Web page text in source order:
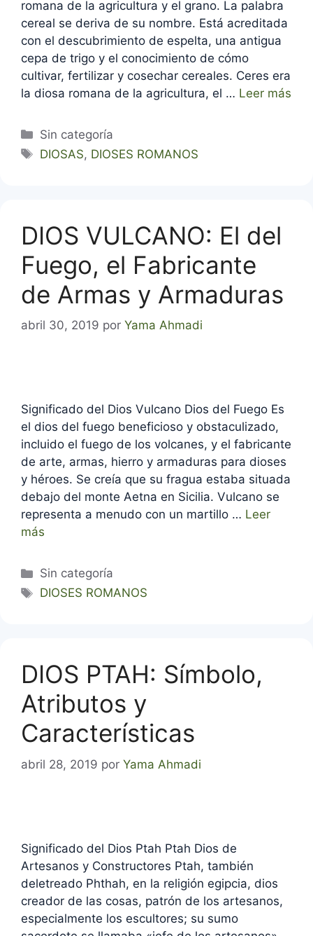
romana de la agricultura y el grano. La palabra
cereal se deriva de su nombre. Está acreditada
con el descubrimiento de espelta, una antigua
cepa de trigo y el conocimiento de cómo
cultivar, fertilizar y cosechar cereales. Ceres era
la diosa romana de la agricultura, el … Leer más
Categorías
Sin categoría
Etiquetas
DIOSAS, DIOSES ROMANOS
DIOS VULCANO: El del
Fuego, el Fabricante
de Armas y Armaduras
abril 30, 2019 por Yama Ahmadi
Significado del Dios Vulcano Dios del Fuego Es
el dios del fuego beneficioso y obstaculizado,
incluido el fuego de los volcanes, y el fabricante
de arte, armas, hierro y armaduras para dioses
y héroes. Se creía que su fragua estaba situada
debajo del monte Aetna en Sicilia. Vulcano se
representa a menudo con un martillo … Leer
más
Categorías
Sin categoría
Etiquetas
DIOSES ROMANOS
DIOS PTAH: Símbolo,
Atributos y
Características
abril 28, 2019 por Yama Ahmadi
Significado del Dios Ptah Ptah Dios de
Artesanos y Constructores Ptah, también
deletreado Phthah, en la religión egipcia, dios
creador de las cosas, patrón de los artesanos,
especialmente los escultores; su sumo